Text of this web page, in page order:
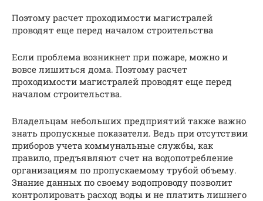
Поэтому расчет проходимости магистралей
проводят еще перед началом строительства
Если проблема возникнет при пожаре, можно и
вовсе лишиться дома. Поэтому расчет
проходимости магистралей проводят еще перед
началом строительства.
Владельцам небольших предприятий также важно
знать пропускные показатели. Ведь при отсутствии
приборов учета коммунальные службы, как
правило, предъявляют счет на водопотребление
организациям по пропускаемому трубой объему.
Знание данных по своему водопроводу позволит
контролировать расход воды и не платить лишнего